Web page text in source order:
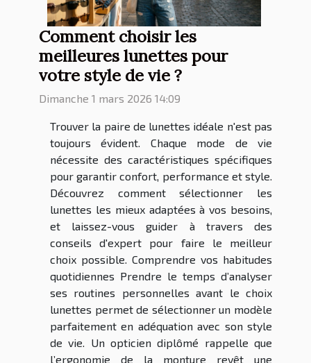
Comment choisir les
meilleures lunettes pour
votre style de vie ?
Dimanche 1 mars 2026 14:09
Trouver la paire de lunettes idéale n'est pas
toujours évident. Chaque mode de vie
nécessite des caractéristiques spécifiques
pour garantir confort, performance et style.
Découvrez comment sélectionner les
lunettes les mieux adaptées à vos besoins,
et laissez-vous guider à travers des
conseils d'expert pour faire le meilleur
choix possible. Comprendre vos habitudes
quotidiennes Prendre le temps d’analyser
ses routines personnelles avant le choix
lunettes permet de sélectionner un modèle
parfaitement en adéquation avec son style
de vie. Un opticien diplômé rappelle que
l’ergonomie de la monture revêt une